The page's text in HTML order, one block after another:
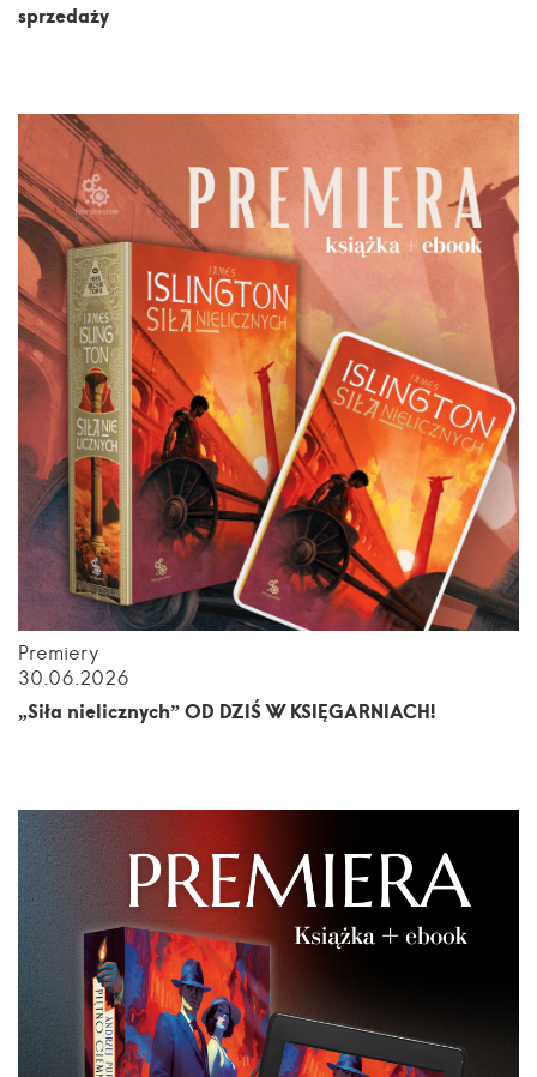
sprzedaży
Premiery
30.06.2026
„Siła nielicznych” OD DZIŚ W KSIĘGARNIACH!